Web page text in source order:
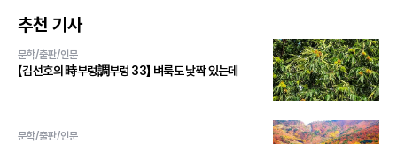
추천 기사
문학/출판/인문
【김선호의 時부렁調부렁 33】 벼룩도 낯짝 있는데
문학/출판/인문